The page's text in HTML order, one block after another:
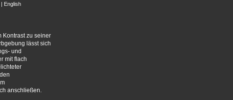
English
Kontrast zu seiner
lässt sich
und
mit flach
anschließen.